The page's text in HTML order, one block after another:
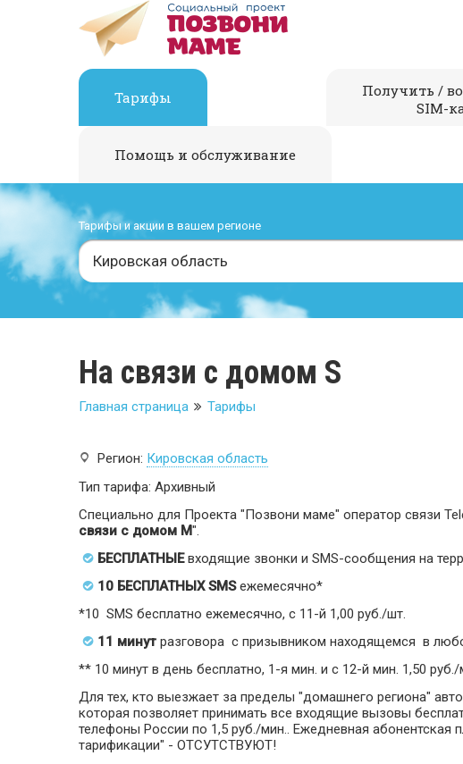
Тарифы
Получить /
SIM-
Помощь и обслуживание
Тарифы и акции в вашем регионе
Кировская область
На связи с домом S
Главная страница Тарифы
Регион: Кировская область
Тип тарифа: Архивный
Специально для Проекта "Позвони маме" оператор связи
связи с домом M".
БЕСПЛАТНЫЕвходящие звонки и SMS-сообщения на
10 БЕСПЛАТНЫХ SMSежемесячно*
*10 SMS бесплатно ежемесячно, с 11-й 1,00 руб./шт.
11 минут разговора с призывником находящемся в
** 10 минут в день бесплатно, 1-я мин. и с 12-й мин. 1,50
Для тех, кто выезжает за пределы "домашнего региона"
которая позволяет принимать все входящие вызовы
телефоны России по 1,5 руб./мин.. Ежедневная абонентская
тарификации" - ОТСУТСТВУЮТ!